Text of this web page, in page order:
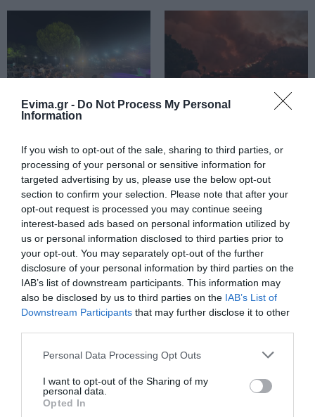
Evima.gr - Do Not Process My Personal
Information
If you wish to opt-out of the sale, sharing to third parties, or
processing of your personal or sensitive information for
targeted advertising by us, please use the below opt-out
section to confirm your selection. Please note that after your
opt-out request is processed you may continue seeing
interest-based ads based on personal information utilized by
us or personal information disclosed to third parties prior to
your opt-out. You may separately opt-out of the further
disclosure of your personal information by third parties on the
IAB’s list of downstream participants. This information may
also be disclosed by us to third parties on the IAB’s List of
Downstream Participants that may further disclose it to other
Please note that this website/app uses one or more Google
not limited to your visit or usage behaviour. You may click to
grant or deny consent to Google and its third-party tags to
use your data for below specified purposes in below Google
Personal Data Processing Opt Outs
I want to opt-out of the Sharing of my
personal data.
Opted In
διπλάσια σύνταξη τον Αύγουστο
07.08.2026 | 20:20
για τις φωτιές
Μητέρα και γιος οι νεκροί από τη
σύγκρουση αυτοκινήτου με
φορτηγό
07.08.2026 | 19:40
Ράγισαν καρδιές στην Εύβοια: Το
τελευταίο «αντίο» στον 36χρονο
επιχειρηματία
07.08.2026 | 19:10
Νέο επίδομα 600 ευρώ για
σπουδαστές: Οι δικαιούχοι
07.08.2026 | 19:00
Αυτός ο δήμος της Εύβοιας πάει
στα δικαστήρια για τις
κόσμο η Φαράκλα
(pics&vid)
μεγάλη καταστροφή
του 2021
Εύβοια: Γυναίκα έπεσε
θύμα διαδικτυακής
παρέλαβε
Τραγωδία στην Εύβοια:
Άνδρας ανασύρθηκε